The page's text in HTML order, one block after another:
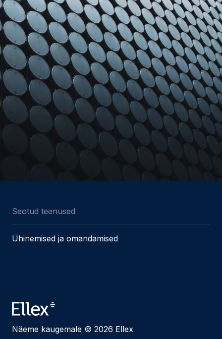
Seotud teenused
Ühinemised ja omandamised
Näeme kaugemale © 2026 Ellex